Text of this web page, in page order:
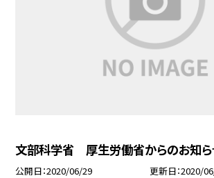
文部科学省 厚生労働省からのお知
公開日 2020/06/29 更新日 2020/